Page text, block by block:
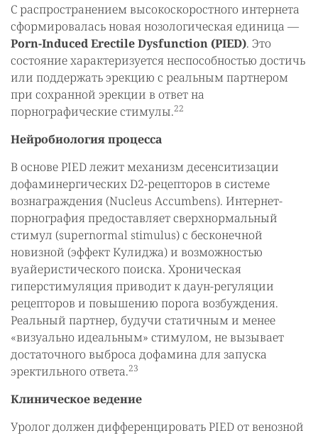
С распространением высокоскоростного интернета
сформировалась новая нозологическая единица —
Porn-Induced Erectile Dysfunction (PIED). Это
состояние характеризуется неспособностью достичь
или поддержать эрекцию с реальным партнером
при сохранной эрекции в ответ на
порнографические стимулы.22
Нейробиология процесса
В основе PIED лежит механизм десенситизации
дофаминергических D2-рецепторов в системе
вознаграждения (Nucleus Accumbens). Интернет-
порнография предоставляет сверхнормальный
стимул (supernormal stimulus) с бесконечной
новизной (эффект Кулиджа) и возможностью
вуайеристического поиска. Хроническая
гиперстимуляция приводит к даун-регуляции
рецепторов и повышению порога возбуждения.
Реальный партнер, будучи статичным и менее
«визуально идеальным» стимулом, не вызывает
достаточного выброса дофамина для запуска
эректильного ответа.23
Клиническое ведение
Уролог должен дифференцировать PIED от венозной